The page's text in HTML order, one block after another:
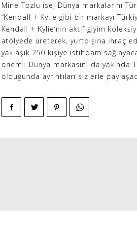
Mine Tozlu ise, Dünya markalarını
“Kendall + Kylie gibi bir markayı
Kendall + Kylie’nin aktif giyim
atölyede üreterek, yurtdışına ihraç
yaklaşık 250 kişiye istihdam
önemli Dünya markasını da yakında
olduğunda ayrıntıları sizlerle